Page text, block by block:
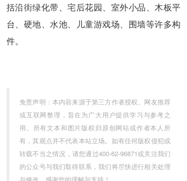
括沿街绿化带、宅后花园、室外小品、木板平
台、硬地、水池、儿童游戏场、围墙等许多构
件。
免责声明：本内容来源于第三方作者授权、网友推荐
或互联网整理，旨在为广大用户提供学习与参考之
用。所有文本和图片版权归原创网站或作者本人所
有，其观点并不代表本站立场。如有任何版权侵犯或
转载不当之情况，请您通过400-62-96871或关注我们
的公众号与我们取得联系，我们将尽快进行相关处理